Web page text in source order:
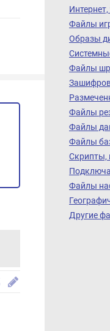
Файлы
Образы
Файлы
Файлы
Файлы
Файлы
Скрипты,
Файлы
Другие